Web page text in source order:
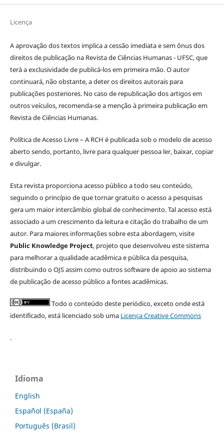
Licença
A aprovação dos textos implica a cessão imediata e sem ônus dos
direitos de publicação na Revista de Ciências Humanas - UFSC, que
terá a exclusividade de publicá-los em primeira mão. O autor
continuará, não obstante, a deter os direitos autorais para
publicações posteriores. No caso de republicação dos artigos em
outros veículos, recomenda-se a menção à primeira publicação em
Revista de Ciências Humanas.
Política de Acesso Livre – A RCH é publicada sob o modelo de acesso
aberto sendo, portanto, livre para qualquer pessoa ler, baixar, copiar
e divulgar.
Esta revista proporciona acesso público a todo seu conteúdo,
seguindo o princípio de que tornar gratuito o acesso a pesquisas
gera um maior intercâmbio global de conhecimento. Tal acesso está
associado a um crescimento da leitura e citação do trabalho de um
autor. Para maiores informações sobre esta abordagem, visite
Public Knowledge Project, projeto que desenvolveu este sistema
para melhorar a qualidade acadêmica e pública da pesquisa,
distribuindo o OJS assim como outros software de apoio ao sistema
de publicação de acesso público a fontes acadêmicas.
Todo o conteúdo deste periódico, exceto onde está
identificado, está licenciado sob uma Licença Creative Commons
.
Idioma
English
Español (España)
Português (Brasil)